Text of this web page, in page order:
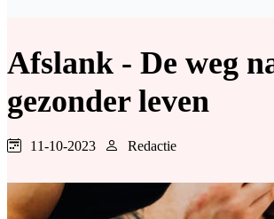
Afslank - De weg
gezonder leven
11-10-2023 Redactie